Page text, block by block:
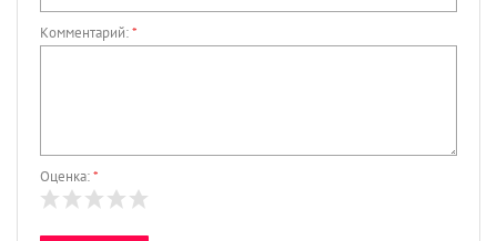
Комментарий:*
Оценка:*